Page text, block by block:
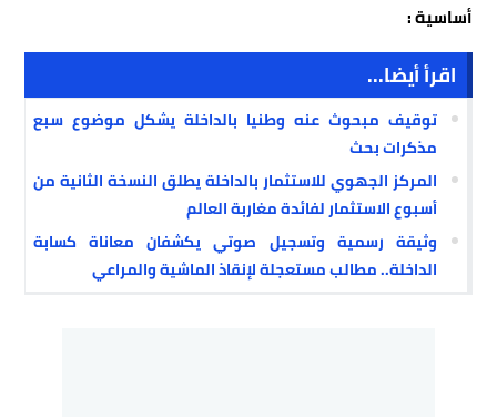
أساسية :
اقرأ أيضا...
توقيف مبحوث عنه وطنيا بالداخلة يشكل موضوع سبع
مذكرات بحث
المركز الجهوي للاستثمار بالداخلة يطلق النسخة الثانية من
أسبوع الاستثمار لفائدة مغاربة العالم
وثيقة رسمية وتسجيل صوتي يكشفان معاناة كسابة
الداخلة.. مطالب مستعجلة لإنقاذ الماشية والمراعي